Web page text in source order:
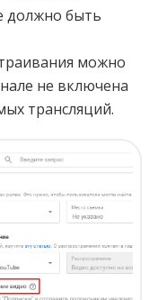
должно быть
можно
не включена
трансляций.